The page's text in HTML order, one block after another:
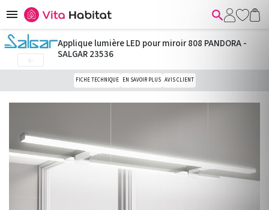
 
Applique lumière LED pour miroir 808 PANDORA -
SALGAR 23536
FICHE TECHNIQUE EN SAVOIR PLUS AVIS CLIENT